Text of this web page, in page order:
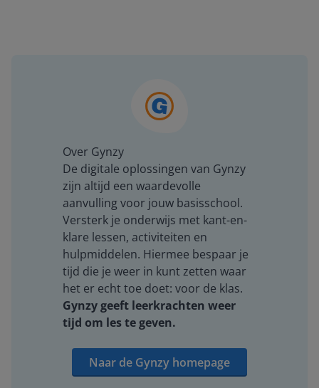
Over Gynzy
De digitale oplossingen van Gynzy
zijn altijd een waardevolle
aanvulling voor jouw basisschool.
Versterk je onderwijs met kant-en-
klare lessen, activiteiten en
hulpmiddelen. Hiermee bespaar je
tijd die je weer in kunt zetten waar
het er echt toe doet: voor de klas.
Gynzy geeft leerkrachten weer
tijd om les te geven.
Naar de Gynzy homepage